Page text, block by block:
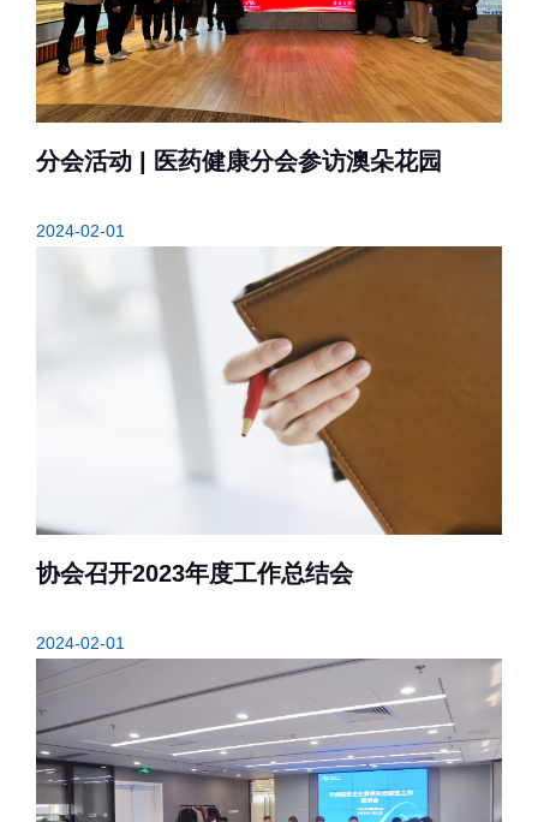
分会活动 | 医药健康分会参访澳朵花园
2024-02-01
协会召开2023年度工作总结会
2024-02-01